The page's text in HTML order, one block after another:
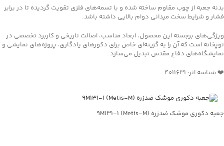
بدنه جعبه از چوب مقاوم ساخته شده و با تسمه‌های فلزی تقویت گردیده تا در برابر
فشار و شرایط سخت میدانی دوام بالایی داشته باشد.
ویژگی‌های برجسته این محصول، ابعاد مناسب، اصالت تاریخی و کاربرد تخصصی در
توپخانه است که آن را به گزینه‌ای خاص برای دکورهای یادگاری، پروژه‌های نمایشی و
نمایشگاه‌های دفاع مقدس تبدیل می‌سازد.
❤️ شناسه اثر: 4011631
جعبه دکوری موشک ضدزره 9M131-1 (Metis-M)